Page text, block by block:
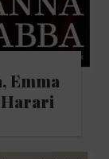
Emma
Harari